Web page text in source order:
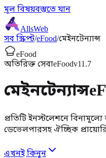
মূল বিষয়বস্তুতে যান
AllsWeb
সব স্ক্রিপ্ট/eFood/মেইনটেন্যান্স
eFood
অতিরিক্ত সেবাeFoodv11.7
মেইনটেন্যান্স
প্রতিটি ইনস্টলেশনে
ডেভেলপারসহ ঐচ্ছিক
এখনই কিনুন